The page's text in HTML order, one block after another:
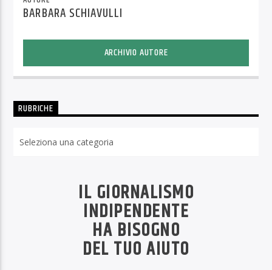
BARBARA SCHIAVULLI
ARCHIVIO AUTORE
RUBRICHE
IL GIORNALISMO
INDIPENDENTE
HA BISOGNO
DEL TUO AIUTO